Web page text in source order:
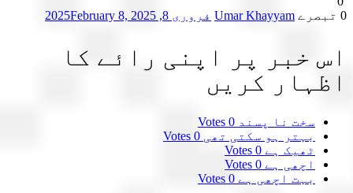
Umar Khayyam فروری 8, 2025 February 8, 2025
خبر پر اپنی رائے کا
کریں
سخت نا پسند 0 Votes
بہتر ہو سکتی تھی
0 Votes
ٹھیک ہے
اچھی ہے
بہت اچھی ہے